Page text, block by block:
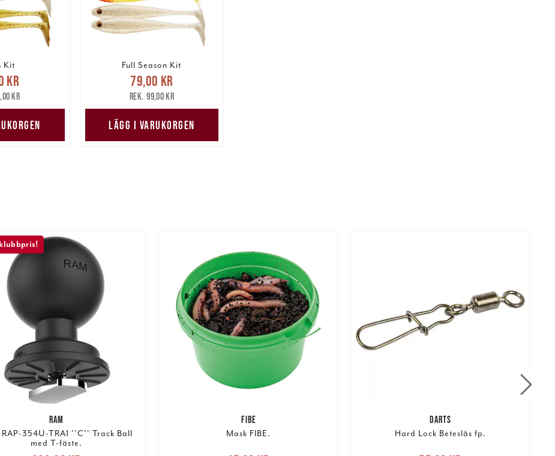
Kitpris
pris
kr
kr
kr
Full Season Kit
Nuvarande pris
79,00 krTidigare pris
99,00 kr
79,00 kr
99,00 kr
LÄGG I VARUKORGEN
RAM
RAP-354U-TRA1 ''C'' Track Ball
med T-fäste.
FIBE
Mask FIBE.
DARTS
Hard Lock Beteslås fp.